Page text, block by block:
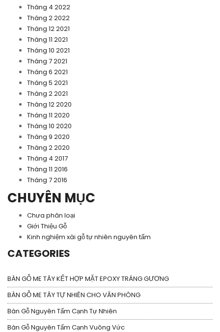
Tháng 4 2022
Tháng 2 2022
Tháng 12 2021
Tháng 11 2021
Tháng 10 2021
Tháng 7 2021
Tháng 6 2021
Tháng 5 2021
Tháng 2 2021
Tháng 12 2020
Tháng 11 2020
Tháng 10 2020
Tháng 9 2020
Tháng 2 2020
Tháng 4 2017
Tháng 11 2016
Tháng 7 2016
CHUYÊN MỤC
Chưa phân loại
Giới Thiệu Gỗ
Kinh nghiệm xài gỗ tự nhiên nguyên tấm
CATEGORIES
BÀN GỖ ME TÂY KẾT HỢP MẶT EPOXY TRÁNG GƯƠNG
BÀN GỖ ME TÂY TỰ NHIÊN CHO VĂN PHÒNG
Bàn Gỗ Nguyên Tấm Cạnh Tự Nhiên
Bàn Gỗ Nguyên Tấm Cạnh Vuông Vức